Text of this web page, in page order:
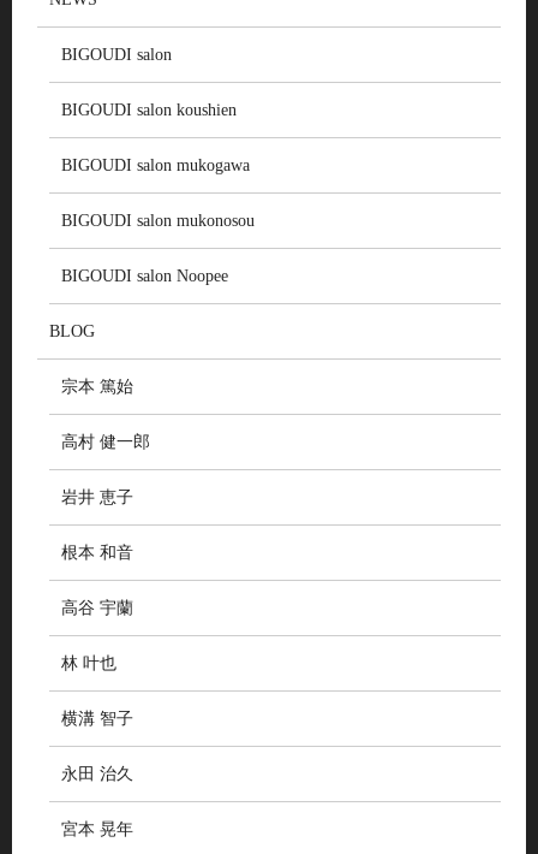
BIGOUDI salon
BIGOUDI salon koushien
BIGOUDI salon mukogawa
BIGOUDI salon mukonosou
BIGOUDI salon Noopee
BLOG
宗本 篤始
高村 健一郎
岩井 恵子
根本 和音
高谷 宇蘭
林 叶也
横溝 智子
永田 治久
宮本 晃年